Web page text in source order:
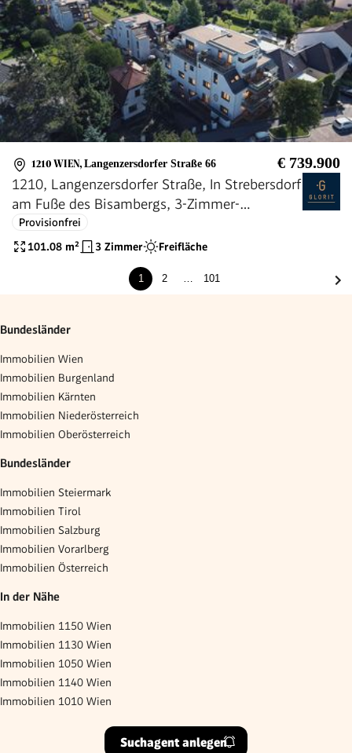
1210 WIEN, Langenzersdorfer Straße 66 € 739.900
1210, Langenzersdorfer Straße, In Strebersdorf
am Fuße des Bisambergs, 3-Zimmer-
Eigentumswohnung
Provisionfrei
101.08 m² 3 Zimmer Freifläche
1 2 … 101
Bundesländer
Immobilien Wien
Immobilien Burgenland
Immobilien Kärnten
Immobilien Niederösterreich
Immobilien Oberösterreich
Bundesländer
Immobilien Steiermark
Immobilien Tirol
Immobilien Salzburg
Immobilien Vorarlberg
Immobilien Österreich
In der Nähe
Immobilien 1150 Wien
Immobilien 1130 Wien
Immobilien 1050 Wien
Immobilien 1140 Wien
Immobilien 1010 Wien
Suchagent anlegen